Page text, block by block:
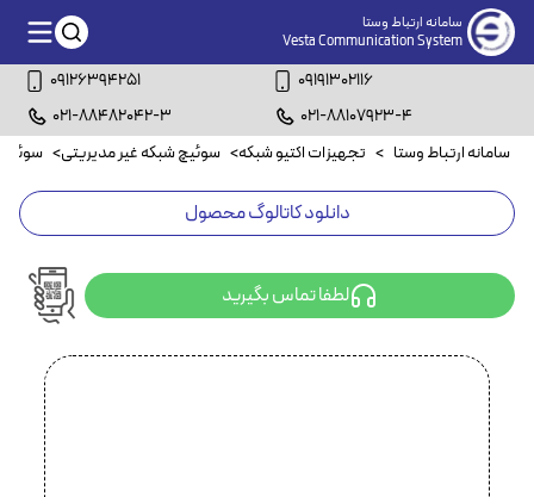
سامانه ارتباط وستا
Vesta Communication System
09126394251
09191302116
021-88482042-3
021-88107923-4
سامانه ارتباط وستا > تجهیزات اکتیو شبکه> سوئیچ شبکه غیر مدیریتی> سوئیچ
دانلود کاتالوگ محصول
لطفا تماس بگیرید